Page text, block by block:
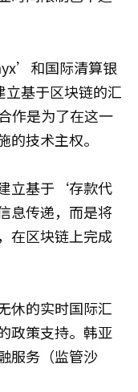
和国际清算银
基于区块链的汇
作是为了在这一
技术主权。
立基于‘存款代
息传递，而是将
在区块链上完成
休的实时国际汇
政策支持。韩亚
服务（监管沙